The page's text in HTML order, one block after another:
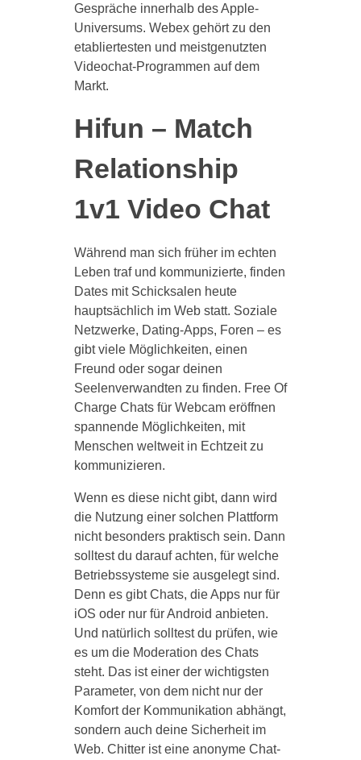
Gespräche innerhalb des Apple-
Universums. Webex gehört zu den
etabliertesten und meistgenutzten
Videochat-Programmen auf dem
Markt.
Hifun – Match
Relationship
1v1 Video Chat
Während man sich früher im echten
Leben traf und kommunizierte, finden
Dates mit Schicksalen heute
hauptsächlich im Web statt. Soziale
Netzwerke, Dating-Apps, Foren – es
gibt viele Möglichkeiten, einen
Freund oder sogar deinen
Seelenverwandten zu finden. Free Of
Charge Chats für Webcam eröffnen
spannende Möglichkeiten, mit
Menschen weltweit in Echtzeit zu
kommunizieren.
Wenn es diese nicht gibt, dann wird
die Nutzung einer solchen Plattform
nicht besonders praktisch sein. Dann
solltest du darauf achten, für welche
Betriebssysteme sie ausgelegt sind.
Denn es gibt Chats, die Apps nur für
iOS oder nur für Android anbieten.
Und natürlich solltest du prüfen, wie
es um die Moderation des Chats
steht. Das ist einer der wichtigsten
Parameter, von dem nicht nur der
Komfort der Kommunikation abhängt,
sondern auch deine Sicherheit im
Web. Chitter ist eine anonyme Chat-